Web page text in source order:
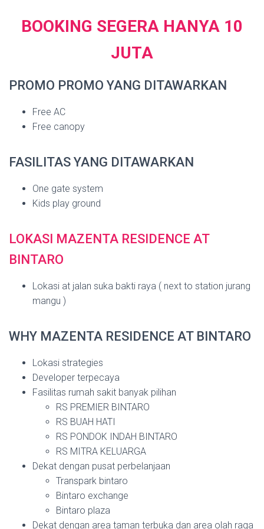
BOOKING SEGERA HANYA 10
JUTA
PROMO PROMO YANG DITAWARKAN
Free AC
Free canopy
FASILITAS YANG DITAWARKAN
One gate system
Kids play ground
LOKASI MAZENTA RESIDENCE AT
BINTARO
Lokasi at jalan suka bakti raya ( next to station jurang
mangu )
WHY MAZENTA RESIDENCE AT BINTARO
Lokasi strategies
Developer terpecaya
Fasilitas rumah sakit banyak pilihan
RS PREMIER BINTARO
RS BUAH HATI
RS PONDOK INDAH BINTARO
RS MITRA KELUARGA
Dekat dengan pusat perbelanjaan
Transpark bintaro
Bintaro exchange
Bintaro plaza
Dekat dengan area taman terbuka dan area olah raga